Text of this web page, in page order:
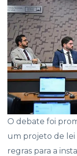
O debate foi
um projeto de lei
regras para a